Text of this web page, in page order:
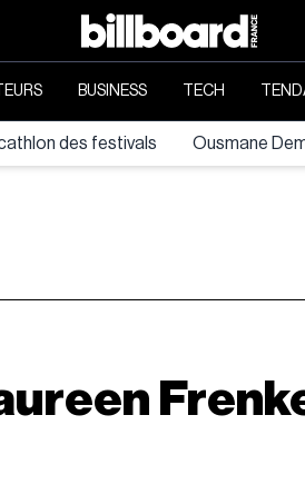
BUSINESS TECH
des festivals Ousmane